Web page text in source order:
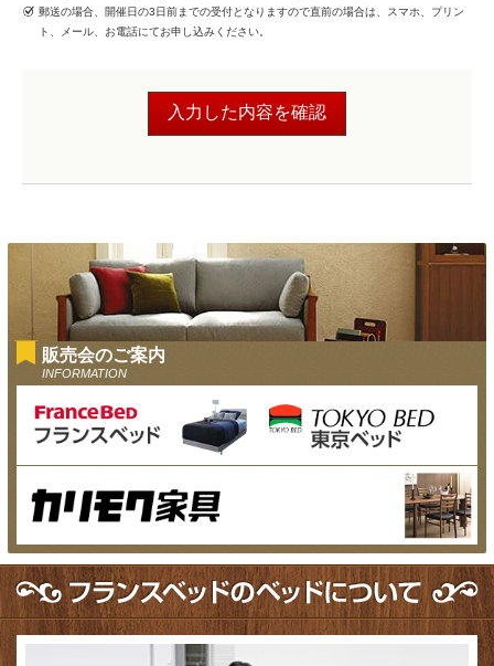
郵送の場合、開催日の3日前までの受付となりますので直前の場合は、スマホ、プリン
ト、メール、お電話にてお申し込みください。
販売会のご案内
INFORMATION